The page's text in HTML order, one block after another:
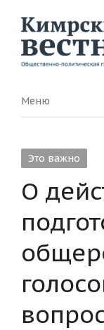
Menu
Меню
Это важно
О